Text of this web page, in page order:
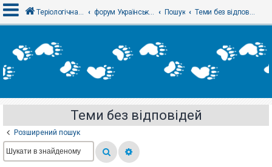
х
і
е
с
т
р
Теріологічна школа форум Українського теріологічного товариства Пошук Теми без відповідей
Теми без відповідей
Розширений пошук